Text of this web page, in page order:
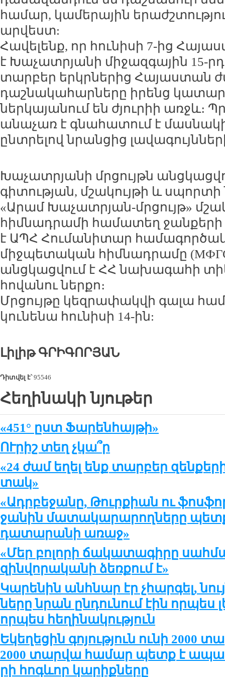
համար, կամերային
արվեստ:
Հավելենք, որ հունիսի 7-ից
է Խաչատրյանի միջազգային 15-
տարբեր երկրներից Հայաստան
դաշնակահարները իրենց
ներկայանում են ժյուրիի առջև։
անաչառ է գնահատում է
ընտրելով նրանցից
Խաչատրյանի մրցույթն
գիտության, մշակույթի և
«Արամ Խաչատրյան-մրցույթ»
հիմնադրամի համատեղ ջանքերի
է ԱՊՀ Հումանիտար
միջպետական հիմնադրամը
անցկացվում է ՀՀ նախագահի
հովանու ներքո։
Մրցույթը կեզրափակվի գալա
կունենա հունիսի 14-ին:
Լիլիթ ԳՐԻԳՈՐՅԱՆ
Դիտվել է՝95546
Հեղինակի նյութեր
«451° ըստ Ֆարենհայթի»
ՈՒրիշ տեղ չկա՞ր
«24 ժամ ե­ղել ենք տար­բեր
տակ»
«Ադր­բե­ջա­նը, Թուր­քիան ու
ջա­նին մա­տա­կա­րա­րող­նե­րը
դա­տա­րա­նի ա­ռաջ»
«Մեր բո­լո­րի ճա­կա­տա­գի­րը
զին­վո­րա­կա­նի ձեռ­քում է»
Կա­րե­նին անհ­նար էր չհար­գել,
նե­րը նրան ըն­դու­նում էին որ­պես
որ­պես հե­ղի­նա­կու­թ­յուն
Եկե­ղե­ցին գո­յութ­յուն ու­նի 2000
2000 տար­վա հա­մար պետք է
րի հոգևոր կա­րիք­նե­րը